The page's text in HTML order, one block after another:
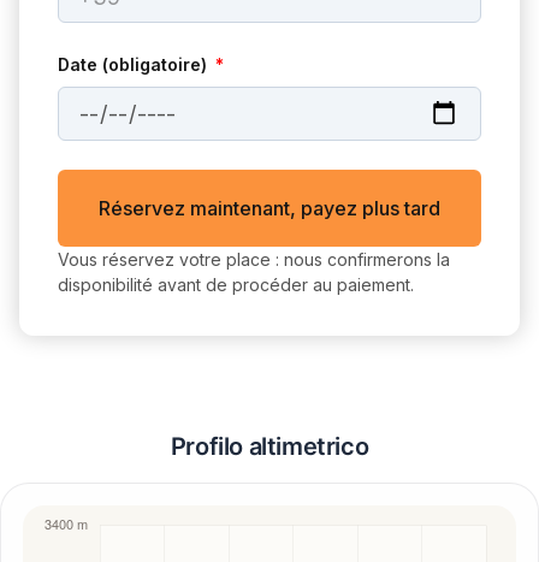
Date (obligatoire)
Réservez maintenant, payez plus tard
Vous réservez votre place : nous confirmerons la
disponibilité avant de procéder au paiement.
Profilo altimetrico